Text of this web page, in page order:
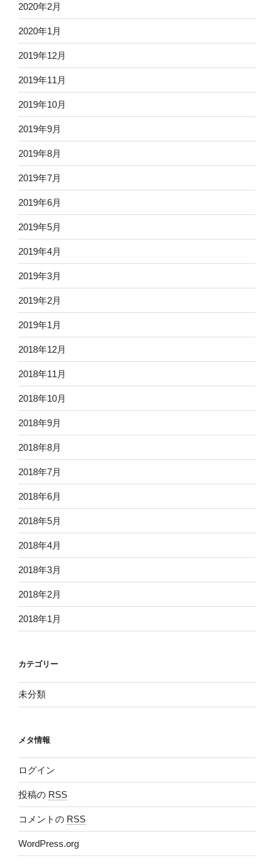
2020年2月
2020年1月
2019年12月
2019年11月
2019年10月
2019年9月
2019年8月
2019年7月
2019年6月
2019年5月
2019年4月
2019年3月
2019年2月
2019年1月
2018年12月
2018年11月
2018年10月
2018年9月
2018年8月
2018年7月
2018年6月
2018年5月
2018年4月
2018年3月
2018年2月
2018年1月
カテゴリー
未分類
メタ情報
ログイン
投稿の RSS
コメントの RSS
WordPress.org